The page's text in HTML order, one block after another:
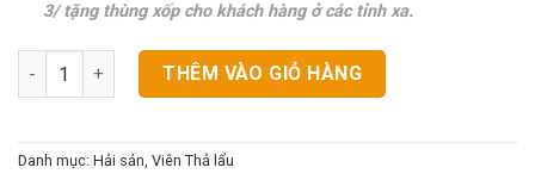
3/ tặng thùng xốp cho khách hàng ở các tỉnh xa.
Thanh Surimi Nhân Tôm Rong Biển số lượng
THÊM VÀO GIỎ HÀNG
Danh mục: Hải sản, Viên Thả lẩu